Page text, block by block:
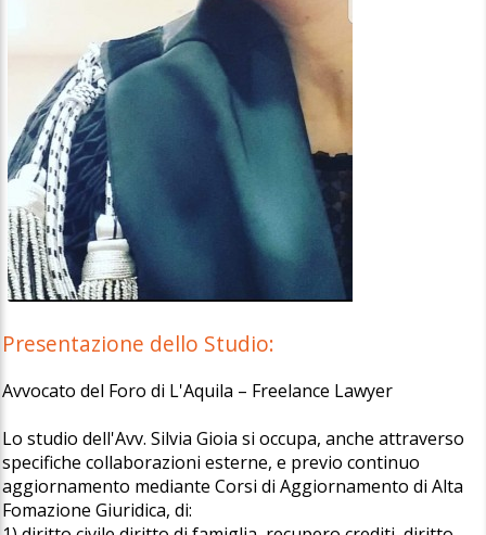
Presentazione dello Studio:
Avvocato del Foro di L'Aquila – Freelance Lawyer
Lo studio dell'Avv. Silvia Gioia si occupa, anche attraverso
specifiche collaborazioni esterne, e previo continuo
aggiornamento mediante Corsi di Aggiornamento di Alta
Fomazione Giuridica, di: